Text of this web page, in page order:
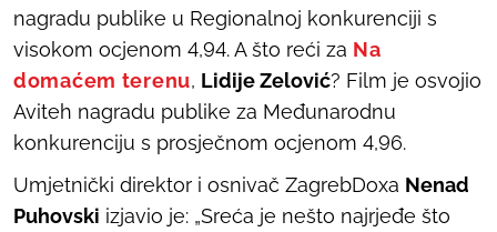
nagradu publike u Regionalnoj konkurenciji s
visokom ocjenom 4,94. A što reći za Na
domaćem terenu, Lidije Zelović? Film je osvojio
Aviteh nagradu publike za Međunarodnu
konkurenciju s prosječnom ocjenom 4,96.
Umjetnički direktor i osnivač ZagrebDoxa Nenad
Puhovski izjavio je: „Sreća je nešto najrjeđe što